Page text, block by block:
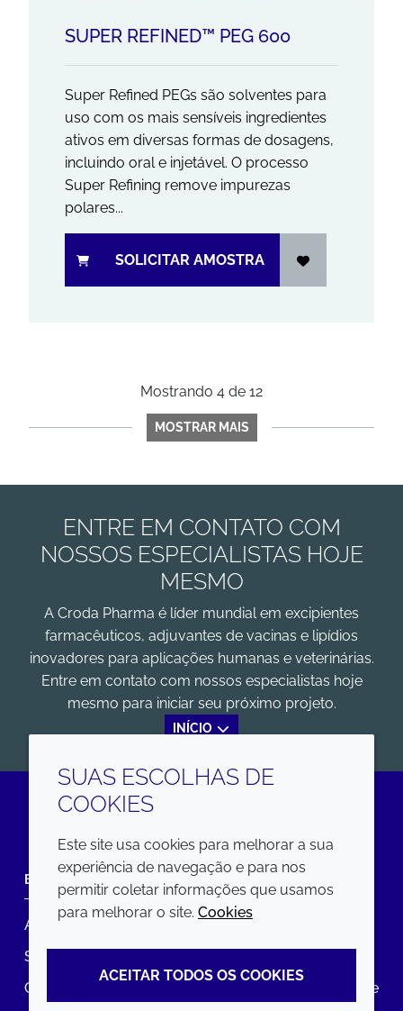
SUPER REFINED™ PEG 600
Super Refined PEGs são solventes para
uso com os mais sensíveis ingredientes
ativos em diversas formas de dosagens,
incluindo oral e injetável. O processo
Super Refining remove impurezas
polares...
SOLICITAR AMOSTRA
Mostrando 4 de 12
MOSTRAR MAIS
ENTRE EM CONTATO COM
NOSSOS ESPECIALISTAS HOJE
MESMO
A Croda Pharma é líder mundial em excipientes
farmacêuticos, adjuvantes de vacinas e lipídios
inovadores para aplicações humanas e veterinárias.
Entre em contato com nossos especialistas hoje
mesmo para iniciar seu próximo projeto.
INÍCIO
LinkedIn
EMPRESA
Annual Report
Sustainability Report
Croda.com
LEGAL
Termos e condições
Declaração de Acessibilidade
SUAS ESCOLHAS DE
COOKIES
Este site usa cookies para melhorar a sua
experiência de navegação e para nos
permitir coletar informações que usamos
para melhorar o site. Cookies
ACEITAR TODOS OS COOKIES